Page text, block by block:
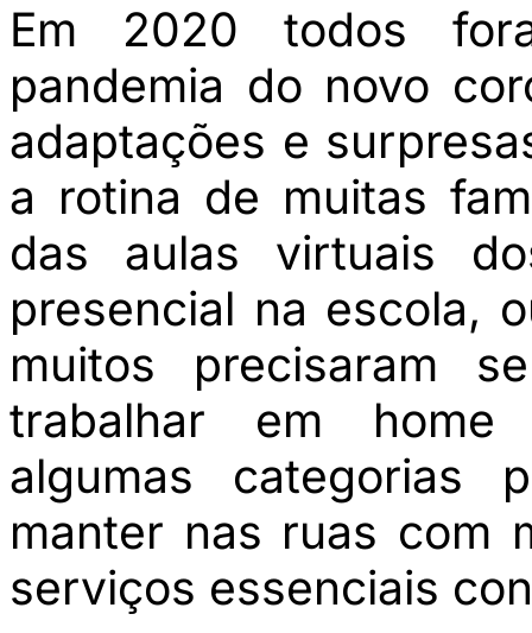
Em 2020 todos
pandemia do novo
adaptações e
a rotina de muitas
das aulas virtuais
presencial na escola,
muitos precisaram
trabalhar em home
algumas categorias
manter nas ruas com
serviços essenciais